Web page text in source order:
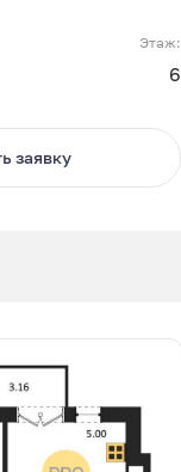
Этаж:
6
заявку